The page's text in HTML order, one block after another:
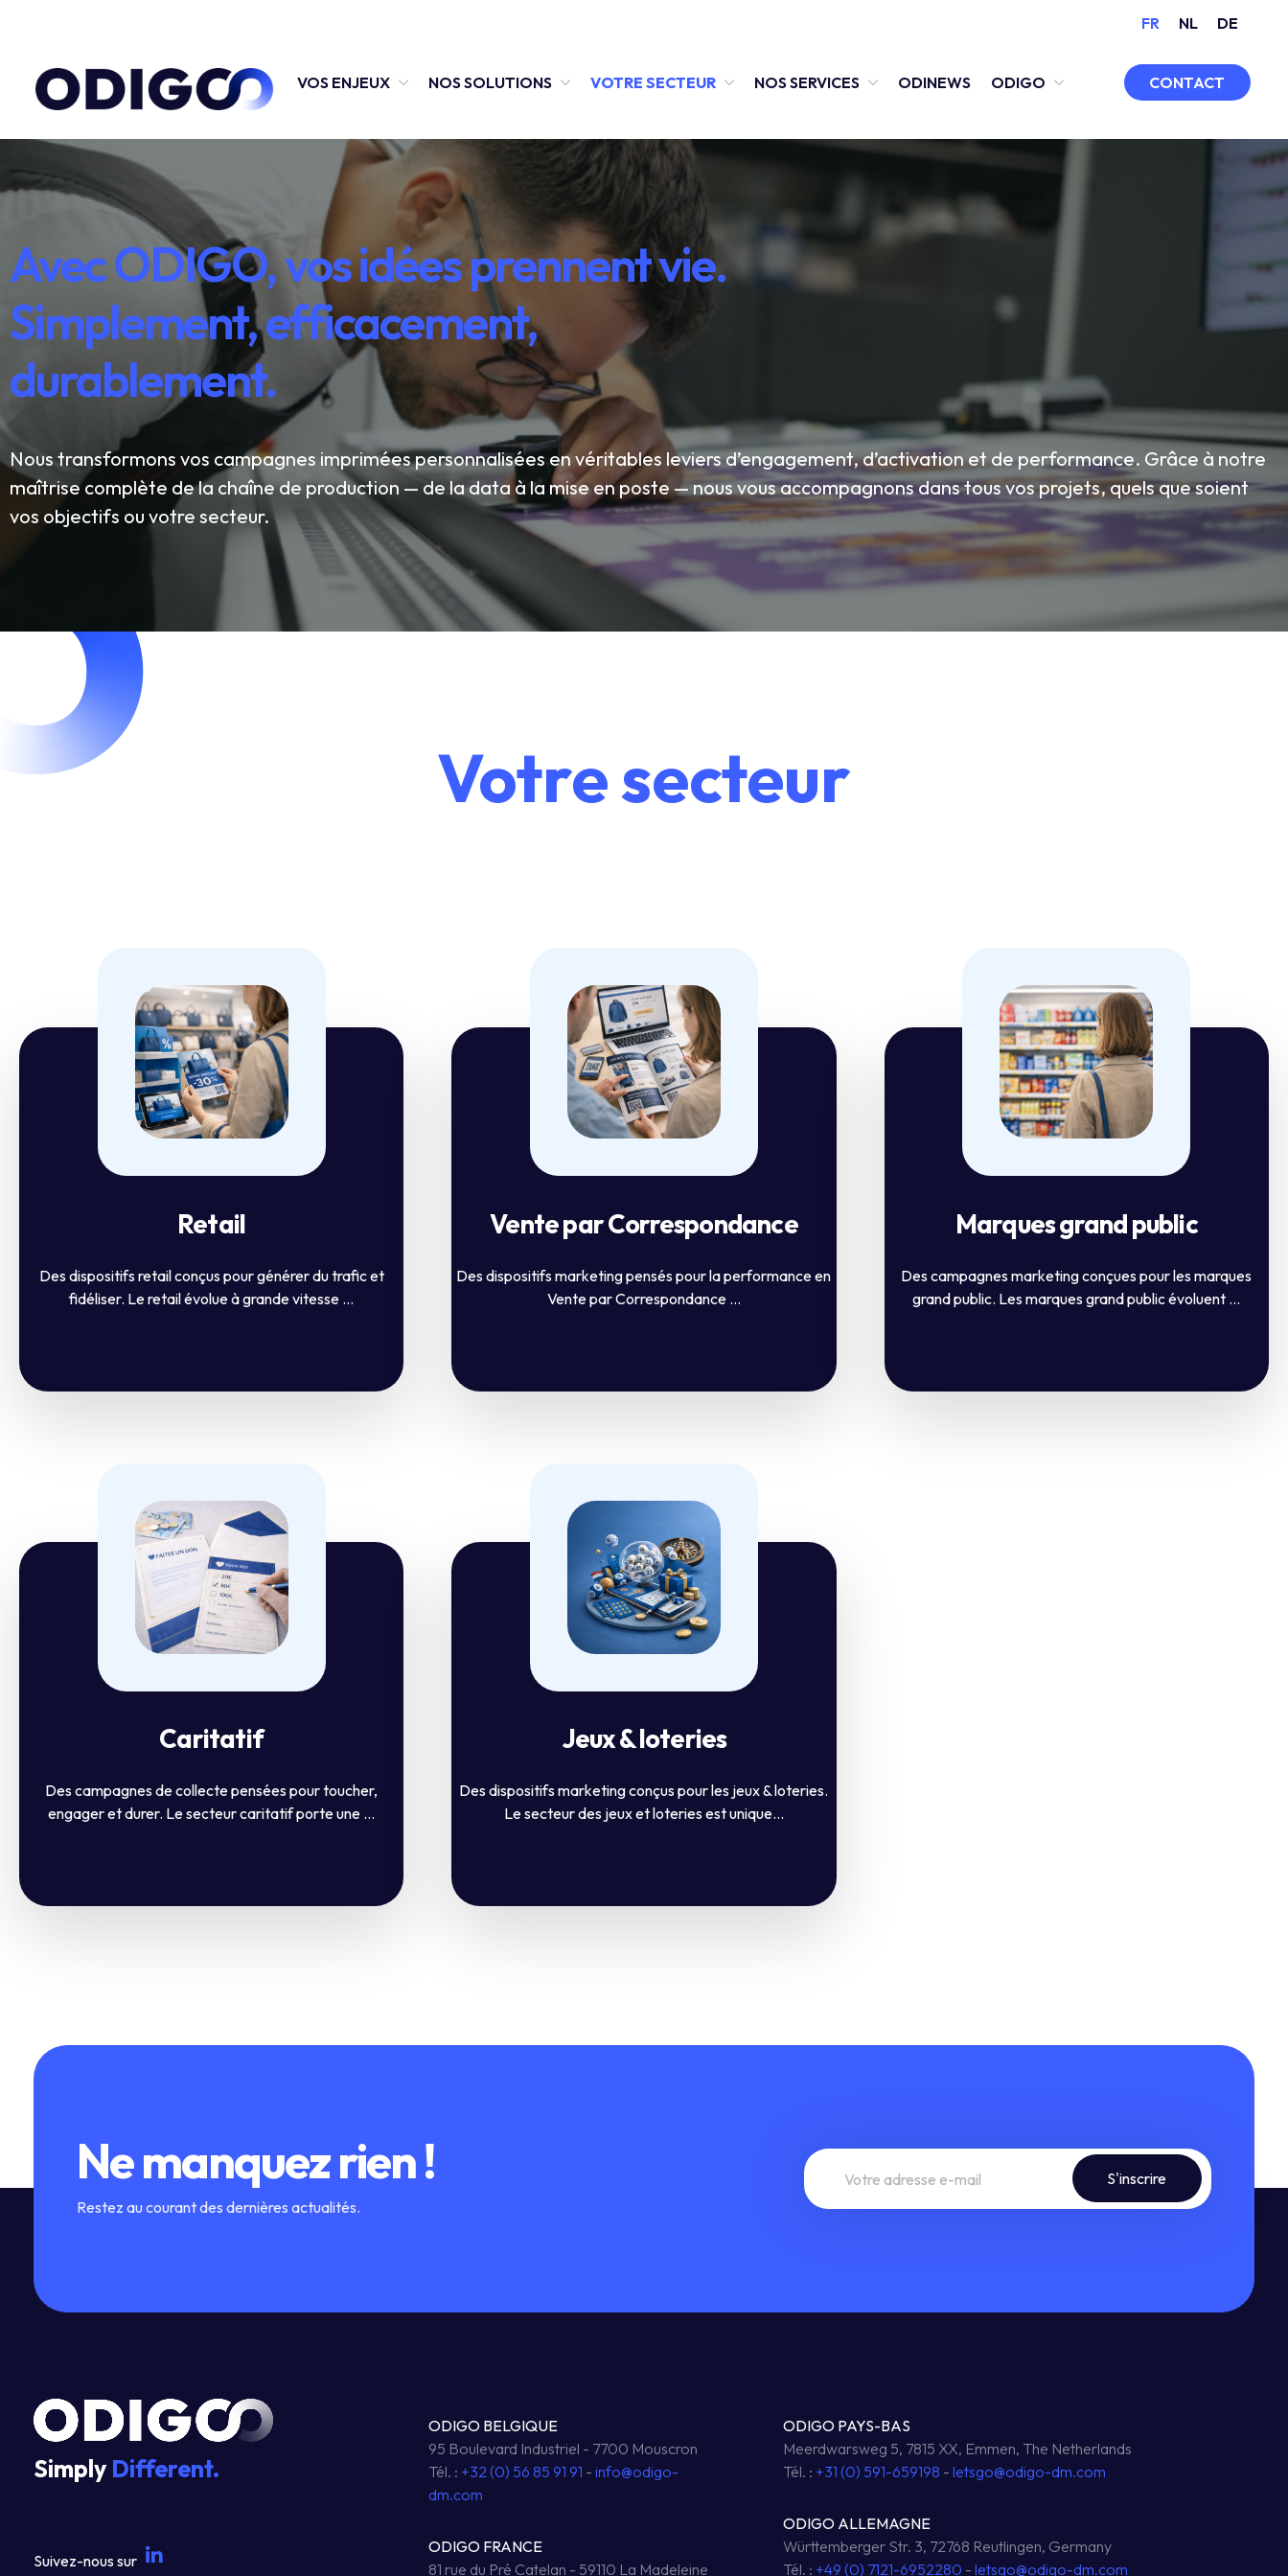
FR NL DE
VOS ENJEUX NOS SOLUTIONS VOTRE SECTEUR NOS SERVICES ODINEWS ODIGO CONTACT
Avec ODIGO, vos idées prennent vie.
Simplement, efficacement,
durablement.
Nous transformons vos campagnes imprimées personnalisées en véritables leviers d’engagement, d’activation et de performance. Grâce à notre
maîtrise complète de la chaîne de production — de la data à la mise en poste — nous vous accompagnons dans tous vos projets, quels que soient
vos objectifs ou votre secteur.
Votre secteur
Retail
Des dispositifs retail conçus pour générer du trafic et
fidéliser. Le retail évolue à grande vitesse ...
Vente par Correspondance
Des dispositifs marketing pensés pour la performance en
Vente par Correspondance ...
Marques grand public
Des campagnes marketing conçues pour les marques
grand public. Les marques grand public évoluent ...
Caritatif
Des campagnes de collecte pensées pour toucher,
engager et durer. Le secteur caritatif porte une ...
Jeux & loteries
Des dispositifs marketing conçus pour les jeux & loteries.
Le secteur des jeux et loteries est unique...
Ne manquez rien !
Restez au courant des dernières actualités.
Simply Different.
Suivez-nous sur
ODIGO BELGIQUE
95 Boulevard Industriel - 7700 Mouscron
Tél. : +32 (0) 56 85 91 91 -info@odigo-
dm.com
ODIGO FRANCE
81 rue du Pré Catelan - 59110 La Madeleine
ODIGO PAYS-BAS
Meerdwarsweg 5, 7815 XX, Emmen, The Netherlands
Tél. : +31 (0) 591-659198 - letsgo@odigo-dm.com
ODIGO ALLEMAGNE
Württemberger Str. 3, 72768 Reutlingen, Germany
Tél. : +49 (0) 7121-6952280 - letsgo@odigo-dm.com